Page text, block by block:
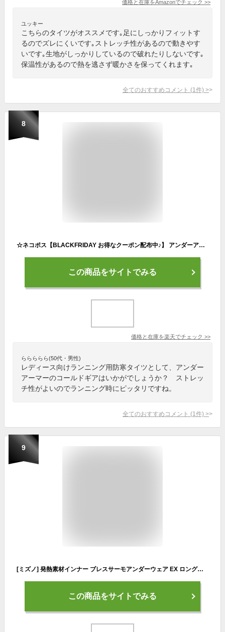
価格と在庫をAmazonでチェック >>
ユッキー
こちらのタイツがオススメです｡足にしっかりフィットす
るのでズレにくいです｡ストレッチ性があるので動きやす
いです｡生地がしっかりしているので破れたりしないです｡
保温性があるので熱を逃さず暖かさを保ってくれます｡
全てのおすすめコメント (1 件) >
8
☆ネコポス【BLACKFRIDAY お得なクーポン配布中♪】 アンダーアーマー クリアランス クリアランス UNDER ARMOUR ウィメンズ トレーニング レギンス＆タイツ UAコールドギア オーセンティック レギンス ベースレイヤー ウィメンズ 1368700 あす楽 対応可
この商品をサイトでみる
価格と在庫を楽天でチェック >>
ららららら(50代・男性)
レディース向けランニング用防寒タイツとして、アンダー
アーマーのコールドギアはいかがでしょうか？ ストレッ
チ性がよいのでランニング時にピッタリですね。
全てのおすすめコメント (1 件) >
9
[ミズノ] 発熱素材インナー ブレスサーモアンダーウェア EX ロングタイツ 防寒 肌着 吸湿発熱 C2JB9809 レディース ブラック(旧モデル) M
この商品をサイトでみる